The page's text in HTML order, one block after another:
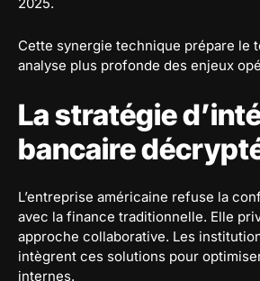
2025.
Cette synergie technique prépare le
analyse plus profonde des enjeux
La stratégie
bancaire
L’entreprise américaine refuse la
avec la finance traditionnelle. Elle
approche collaborative. Les
intègrent ces solutions pour
internes.